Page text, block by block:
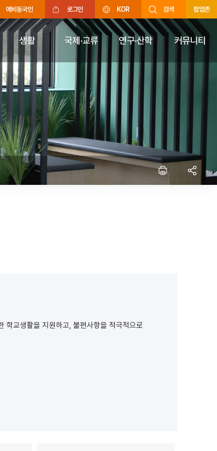
예비동국인 로그인 KOR 검색 팝업존
생활 국제·교류 연구·산학 커뮤니티
교생활을 지원하고, 불편사항을 적극적으로